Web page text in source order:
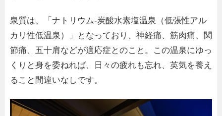
泉質は、「ナトリウム-炭酸水素塩温泉（低張性アル
カリ性低温泉）」となっており、神経痛、筋肉痛、関
節痛、五十肩などが適応症とのこと。この温泉にゆっ
くりと身を委ねれば、日々の疲れも忘れ、英気を養え
ること間違いなしです。